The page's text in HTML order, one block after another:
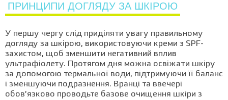
ПРИНЦИПИ ДОГЛЯДУ ЗА ШКІРОЮ
У першу чергу слід приділяти увагу правильному
догляду за шкірою, використовуючи креми з SPF-
захистом, щоб зменшити негативний вплив
ультрафіолету. Протягом дня можна освіжати шкіру
за допомогою термальної води, підтримуючи її баланс
і зменшуючи подразнення. Вранці та ввечері
обов’язково проводьте базове очищення шкіри з